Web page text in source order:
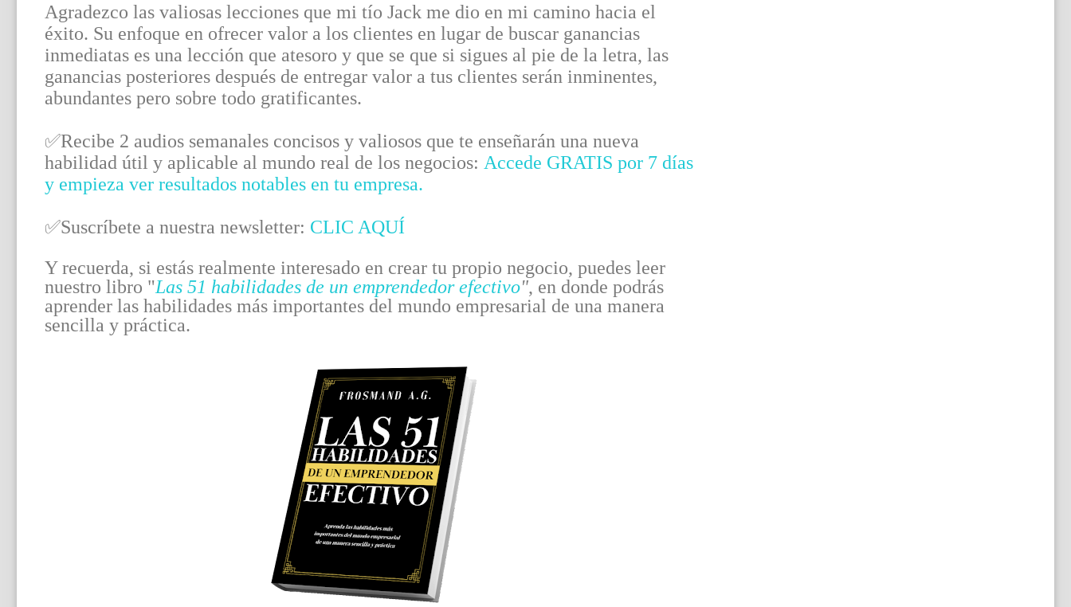
Agradezco las valiosas lecciones que mi tío Jack me dio en mi camino hacia el
éxito. Su enfoque en ofrecer valor a los clientes en lugar de buscar ganancias
inmediatas es una lección que atesoro y que se que si sigues al pie de la letra, las
ganancias posteriores después de entregar valor a tus clientes serán inminentes,
abundantes pero sobre todo gratificantes.
✅Recibe 2 audios semanales concisos y valiosos que te enseñarán una nueva
habilidad útil y aplicable al mundo real de los negocios: Accede GRATIS por 7 días
y empieza ver resultados notables en tu empresa.
✅Suscríbete a nuestra newsletter: CLIC AQUÍ
Y recuerda, si estás realmente interesado en crear tu propio negocio, puedes leer
nuestro libro "Las 51 habilidades de un emprendedor efectivo", en donde podrás
aprender las habilidades más importantes del mundo empresarial de una manera
sencilla y práctica.